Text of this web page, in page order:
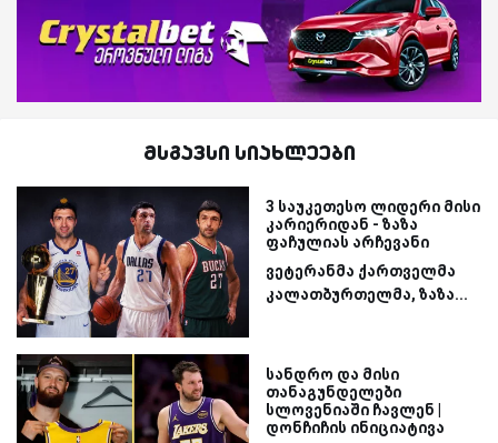
მსგავსი სიახლეები
3 საუკეთესო ლიდერი მისი
კარიერიდან - ზაზა
ფაჩულიას არჩევანი
ვეტერანმა ქართველმა
კალათბურთელმა, ზაზა...
სანდრო და მისი
თანაგუნდელები
სლოვენიაში ჩავლენ |
დონჩიჩის ინიციატივა